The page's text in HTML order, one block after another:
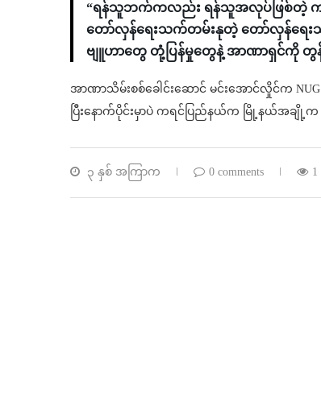
“ရန်သူဘက်ကလည်း ရန်သူအလုပ်ဖြစ်တဲ့ က
တော်လှန်ရေးသက်တမ်းနုတဲ့ တော်လှန်ရေ
ဗျူဟာတွေ တုံ့ပြန်မှုတွေနဲ့ အာဏာရှင်ကို
အာဏာသိမ်းစစ်ခေါင်းဆောင် မင်းအောင်လှိုင်က
ပြီးနောက်ပိုင်းမှာပဲ ကရင်ပြည်နယ်က မြို့နယ်အခ
၃ နှစ် အကြာက 0 comments 1